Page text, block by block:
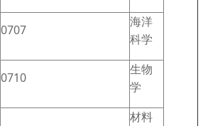
0707
海洋
科学
0710
生物
学
材料